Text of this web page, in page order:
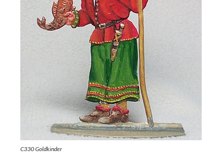
C330 Goldkinder